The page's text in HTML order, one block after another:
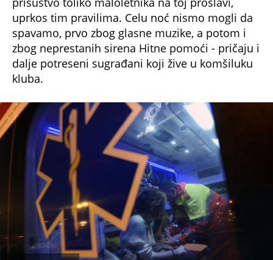
uprkos tim pravilima. Celu noć nismo mogli da
spavamo, prvo zbog glasne muzike, a potom i
zbog neprestanih sirena Hitne pomoći - pričaju i
dalje potreseni sugrađani koji žive u komšiluku
kluba.